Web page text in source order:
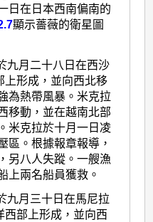
日在日本西南偏南的
顯示薔薇的衛星圖
九月二十八日在西沙
上形成，並向西北移
為熱帶風暴。米克拉
移動，並在越南北部
米克拉於十月一日凌
區。根據報章報導，
另八人失蹤。一艘漁
上兩名船員獲救。
九月三十日在馬尼拉
西部上形成，並向西